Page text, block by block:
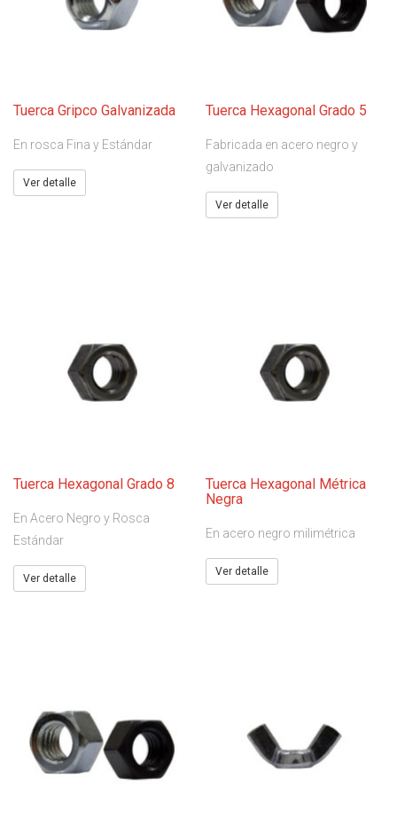
Tuerca Gripco Galvanizada
En rosca Fina y Estándar
Ver detalle
Tuerca Hexagonal Grado 5
Fabricada en acero negro y
galvanizado
Ver detalle
Tuerca Hexagonal Grado 8
En Acero Negro y Rosca
Estándar
Ver detalle
Tuerca Hexagonal Métrica
Negra
En acero negro milimétrica
Ver detalle